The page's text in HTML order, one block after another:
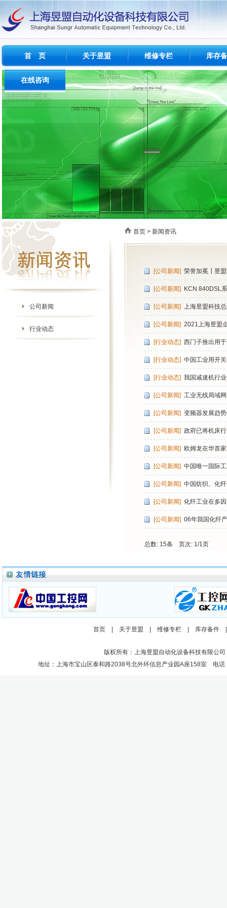
首 页 关于昱盟
公司概况
经营范围
成功案例
维修专栏
维修简介
维修范围
维修周期
测试设备
流程及收费标准
库存
西门子
FANUC
其他品
在线咨询
问题与反馈
公司新闻
行业动态
首页 > 新闻资讯
[公司新闻] 荣誉加冕┃昱盟
[公司新闻] KCN 840DSL
[公司新闻] 上海昱盟科技
[公司新闻] 2021上海昱盟
[行业动态] 西门子推出用
[行业动态] 中国工业用开
[行业动态] 我国减速机行
[公司新闻] 工业无线局域
[公司新闻] 变频器发展趋
[公司新闻] 政府已将机床
[公司新闻] 欧姆龙在华首
[公司新闻] 中国唯一国际
[公司新闻] 中国纺织、化
[公司新闻] 化纤工业在多
[公司新闻] 06年我国化纤
总数: 15条 页次: 1/1页
首页 关于昱盟 维修专栏 库存备件
版权所有：上海昱盟自动化设备科技有限公
地址：上海市宝山区泰和路2038号北外环信息产业园A座158室